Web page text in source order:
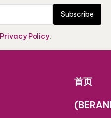
Subscribe
Privacy Policy.
首页